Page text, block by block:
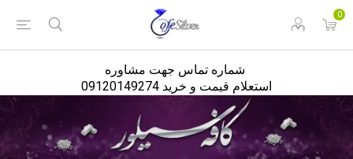
0
استعلام قیمت و خرید 09120149274